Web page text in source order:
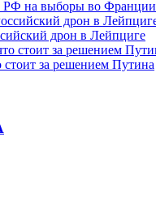
РФ на выборы во Франции
дрон в Лейпциге
за решением Путина